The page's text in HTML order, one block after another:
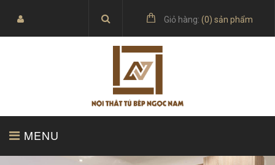
Giỏ hàng: (0) sản phẩm
MENU